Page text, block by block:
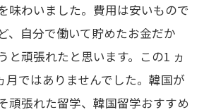
味わいました。費用は安いもので
、自分で働いて貯めたお金だか
と頑張れたと思います。この1 ヵ
月ではありませんでした。韓国が
頑張れた留学、韓国留学おすすめ